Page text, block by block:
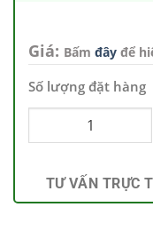
Giá: Bấm đây để
Số lượng đặt hàng
TƯ VẤN TRỰC